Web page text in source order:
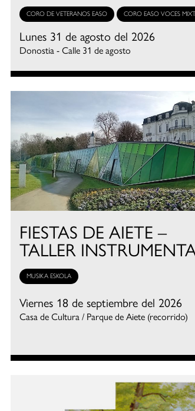
CORO DE VETERANOS EASO CORO EASO VOCES
Lunes 31 de agosto del 2026
Donostia - Calle 31 de agosto
FIESTAS DE AIETE –
TALLER
MUSIKA ESKOLA
Viernes 18 de septiembre del 2026
Casa de Cultura / Parque de Aiete (recorrido)